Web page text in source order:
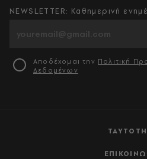
NEWSLETTER: Καθημερινή
Αποδέχομαι την Πολιτική
Δεδομένων